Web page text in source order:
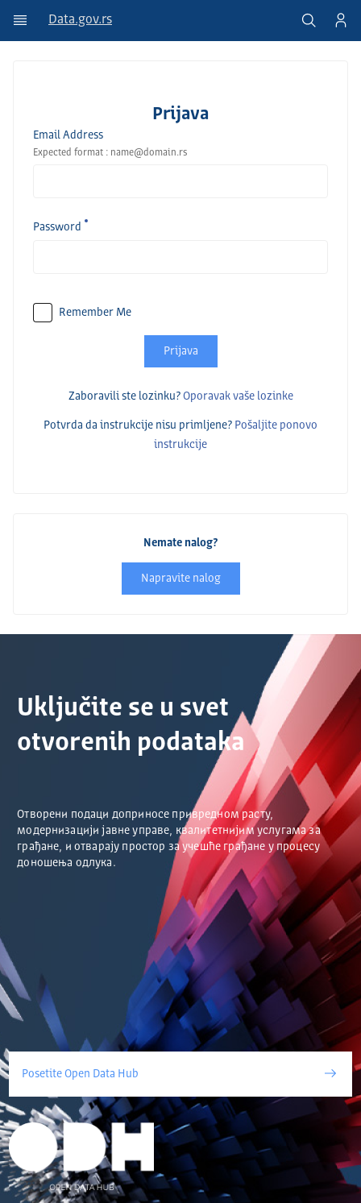
Data.gov.rs
Prijava
Email Address
Expected format : name@domain.rs
Password
Remember Me
Prijava
Zaboravili ste lozinku? Oporavak vaše lozinke
Potvrda da instrukcije nisu primlјene? Pošalјite ponovo
instrukcije
Nemate nalog?
Napravite nalog
Uključite se u svet
otvorenih podataka
Отворени подаци доприносе привредном расту,
модернизацији јавне управе, квалитетнијим услугама за
грађане, и отварају простор за учешће грађане у процесу
доношења одлука.
Posetite Open Data Hub